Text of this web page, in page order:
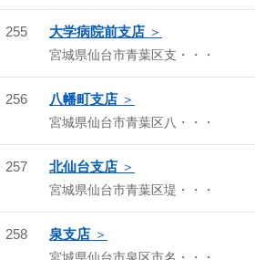
255 大学病院前支店
宮城県仙台市青葉区支・・・
256 八幡町支店
宮城県仙台市青葉区八・・・
257 北仙台支店
宮城県仙台市青葉区堤・・・
258 泉支店